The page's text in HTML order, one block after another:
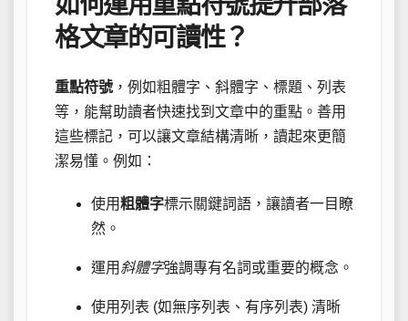
格文章的可讀性？
重點符號 ，例如粗體字、斜體字、標題、列表
等，能幫助讀者快速找到文章中的重點。善用
這些標記，可以讓文章結構清晰，讀起來更簡
潔易懂。例如：
使用粗體字標示關鍵詞語，讓讀者一目瞭
然。
運用 斜體字強調專有名詞或重要的概念。
使用列表 (如無序列表、有序列表) 清晰